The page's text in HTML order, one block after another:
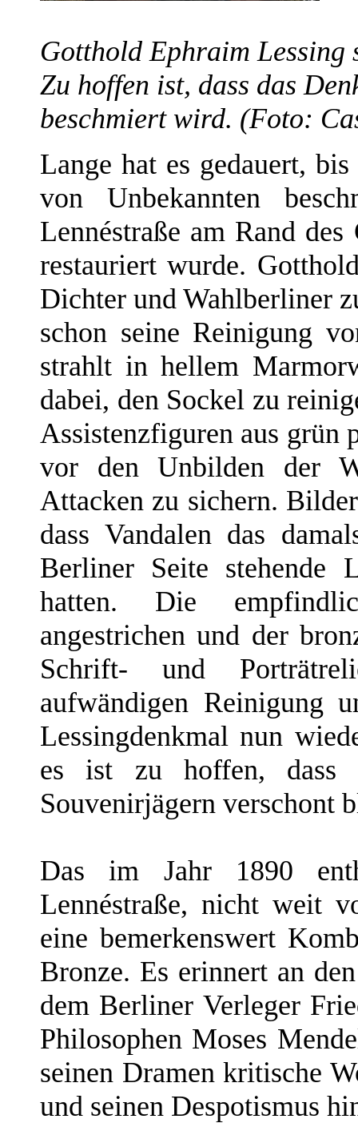
Gotthold Ephraim Lessing
Zu hoffen ist, dass das
beschmiert wird. (Foto:
Lange hat es gedauert,
von Unbekannten
Lennéstraße am Rand
restauriert wurde.
Dichter und Wahlberliner
schon seine Reinigung
strahlt in hellem
dabei, den Sockel zu
Assistenzfiguren aus grün
vor den Unbilden der
Attacken zu sichern.
dass Vandalen das
Berliner Seite stehende
hatten. Die
angestrichen und der
Schrift- und
aufwändigen Reinigung
Lessingdenkmal nun
es ist zu hoffen, dass
Souvenirjägern verschont
Das im Jahr 1890
Lennéstraße, nicht weit
eine bemerkenswert
Bronze. Es erinnert an
dem Berliner Verleger
Philosophen Moses
seinen Dramen kritische
und seinen Despotismus